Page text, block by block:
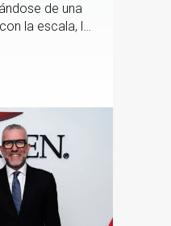
de una
la escala, la